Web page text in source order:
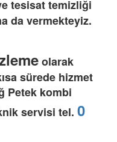
tesisat temizliği
da vermekteyiz.
olarak
sürede hizmet
Petek kombi
servisi tel. 0